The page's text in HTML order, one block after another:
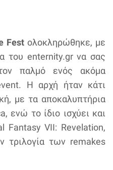
Festολοκληρώθηκε, με
του enternity.gr να σας
παλμό ενός ακόμα
Η αρχή ήταν κάτι
με τα αποκαλυπτήρια
ενώ το ίδιο ισχύει και
Fantasy VII: Revelation,
τριλογία των remakes